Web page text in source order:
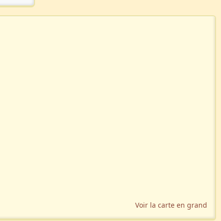
Voir la carte en grand